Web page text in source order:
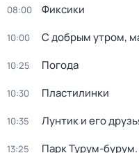
08:00 Фиксики
10:00 С добрым утром,
10:25 Погода
10:30 Пластилинки
10:35 Лунтик и его
13:25 Парк Турум-бурум